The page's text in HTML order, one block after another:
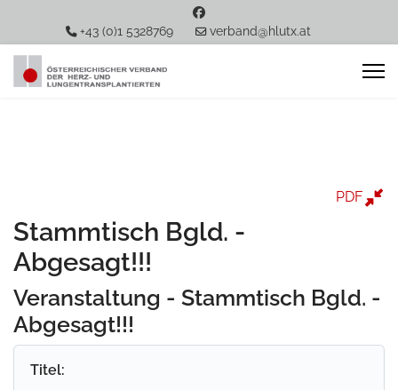
+43 (0)1 5328769 verband@hlutx.at
PDF
Stammtisch Bgld. -
Abgesagt!!!
Veranstaltung - Stammtisch Bgld. -
Abgesagt!!!
Titel: